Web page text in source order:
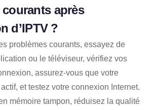
après
d’IPTV ?
problèmes courants, essayez de
ou le téléviseur, vérifiez vos
assurez-vous que votre
et testez votre connexion Internet.
mémoire tampon, réduisez la qualité